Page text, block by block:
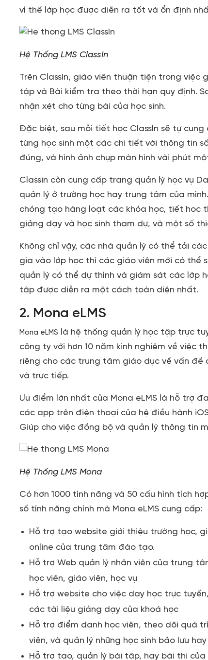
vì thế lớp học được diễn ra tốt và ổn định
Hệ Thống LMS ClassIn
Trên ClassIn, giáo viên thuận tiện trong việc
tập và Bài kiểm tra theo thời hạn quy định.
nhận xét cho từng bài của học sinh.
Đặc biệt, sau mỗi tiết học ClassIn sẽ tự
từng học sinh một các chi tiết với thông tin
đúng, và hình ảnh chụp màn hình vài phút
Classin còn cung cấp trang quản lý học vụ
quản lý ở trường học hay trung tâm của
chóng tạo hàng loạt các khóa học, tiết hoc
giảng dạy và học sinh tham dự, và một số
Không chỉ vậy, các nhà quản lý có thể tải
gia vào lớp học thì các giáo viên mới có thể
quản lý có thể dự thính và giám sát các lớp
tập được diễn ra một cách toàn diện nhất.
2. Mona eLMS
Mona eLMS là hệ thống quản lý học tập trực
công ty với hơn 10 năm kinh nghiệm về việc
riêng cho các trung tâm giáo dục về vấn
và trực tiếp.
Ưu điểm lớn nhất của Mona eLMS là hỗ trợ
các app trên điện thoại của hệ điều hành
Giúp cho việc đồng bộ và quản lý thông tin
Hệ Thống LMS Mona
Có hơn 1000 tính năng và 50 cấu hình tích
số tính năng chính mà Mona eLMS cung cấp:
Hỗ trợ tạo website giới thiệu trường học,
online của trung tâm đào tạo.
Hỗ trợ Web quản lý nhân viên của trung
học viên, giáo viên, học vụ
Hỗ trợ website cho việc dạy học trực
các tài liệu giảng dạy của khoá học
Hỗ trợ điểm danh học viên, theo dõi quá
viên, và quản lý những học sinh bảo lưu
Hỗ trợ tạo, quản lý bài tập, hay bài thi